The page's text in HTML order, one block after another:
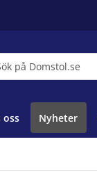
oss Nyheter